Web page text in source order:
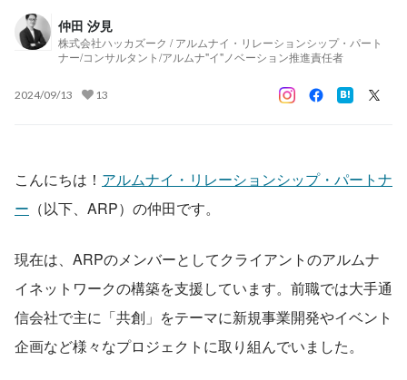
仲田 汐見
株式会社ハッカズーク / アルムナイ・リレーションシップ・パート
ナー/コンサルタント/アルムナ"イ"ノベーション推進責任者
2024/09/13 13
こんにちは！ アルムナイ・リレーションシップ・パートナ
ー （以下、ARP）の仲田です。
現在は、ARPのメンバーとしてクライアントのアルムナ
イネットワークの構築を支援しています。前職では大手通
信会社で主に「共創」をテーマに新規事業開発やイベント
企画など様々なプロジェクトに取り組んでいました。